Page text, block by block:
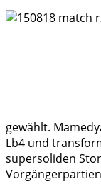
gewählt.
Lb4 und
supersoliden